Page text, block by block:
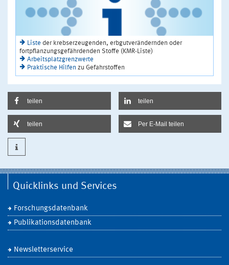
Liste der krebserzeugenden, erbgutverändernden oder
fortpflanzungsgefährdenden Stoffe (KMR-Liste)
Arbeitsplatzgrenzwerte
Praktische Hilfen zu Gefahrstoffen
teilen teilen
teilen Per E-Mail teilen
Quicklinks und Services
Forschungsdatenbank
Publikationsdatenbank
Newsletterservice